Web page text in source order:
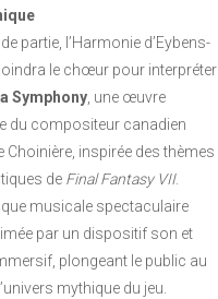
partie, l’Harmonie d’Eybens-
le chœur pour interpréter
Symphony , une œuvre
du compositeur canadien
Choinière, inspirée des thèmes
de Final Fantasy VII.
musicale spectaculaire
par un dispositif son et
plongeant le public au
mythique du jeu.